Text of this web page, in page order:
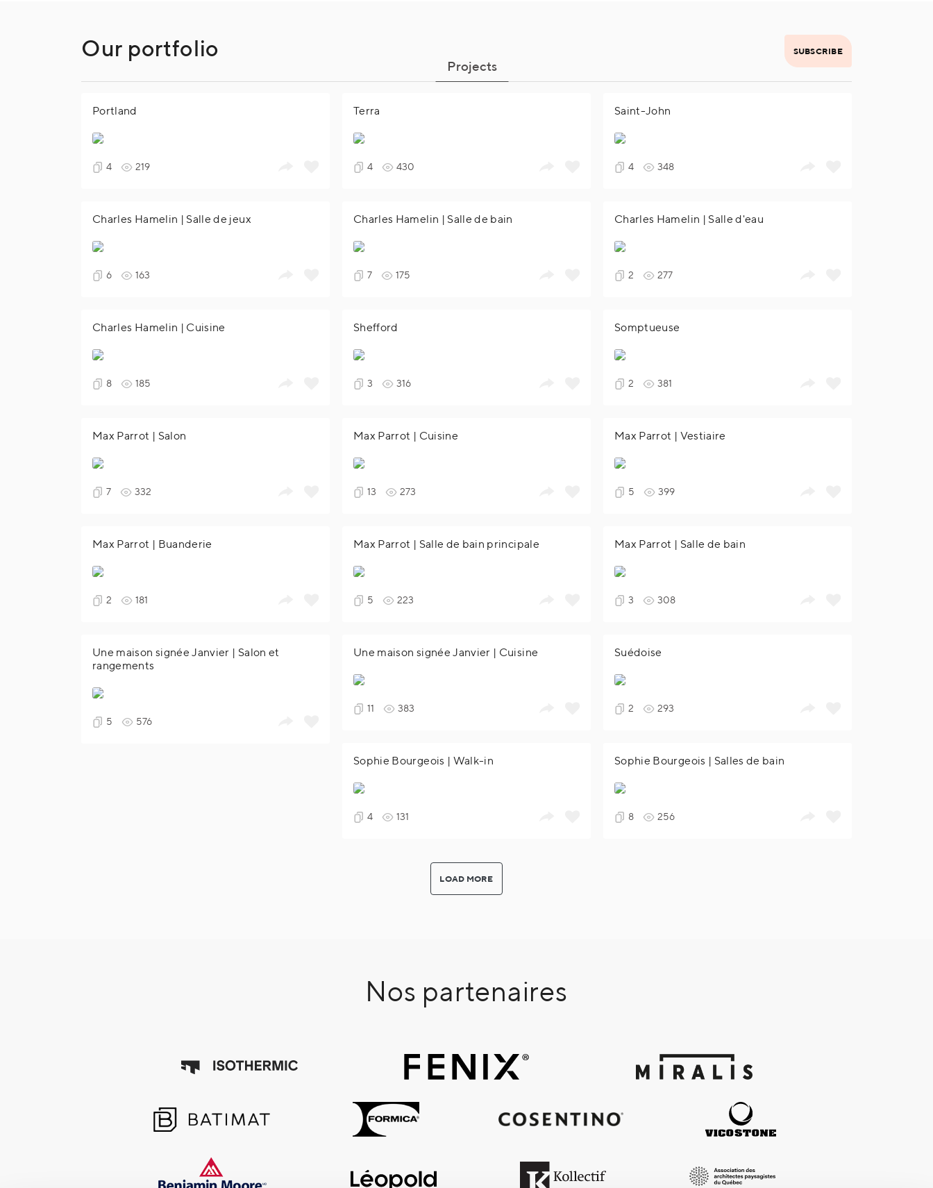
Our portfolio SUBSCRIBE
Projects
Portland
4 219
Terra
4 430
Saint-John
4 348
Charles Hamelin | Salle de jeux
6 163
Charles Hamelin | Salle de bain
7 175
Charles Hamelin | Salle d'eau
2 277
Charles Hamelin | Cuisine
8 185
Shefford
3 316
Somptueuse
2 381
Max Parrot | Salon
7 332
Max Parrot | Cuisine
13 273
Max Parrot | Vestiaire
5 399
Max Parrot | Buanderie
2 181
Max Parrot | Salle de bain principale
5 223
Max Parrot | Salle de bain
3 308
Une maison signée Janvier | Salon et
rangements
5 576
Une maison signée Janvier | Cuisine
11 383
Suédoise
2 293
Sophie Bourgeois | Walk-in
4 131
Sophie Bourgeois | Salles de bain
8 256
LOAD MORE
Nos partenaires